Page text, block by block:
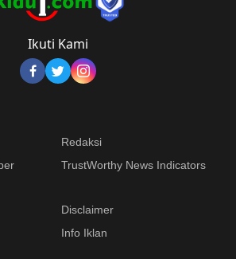
Ikuti Kami
Redaksi
TrustWorthy News Indicators
Disclaimer
Info Iklan